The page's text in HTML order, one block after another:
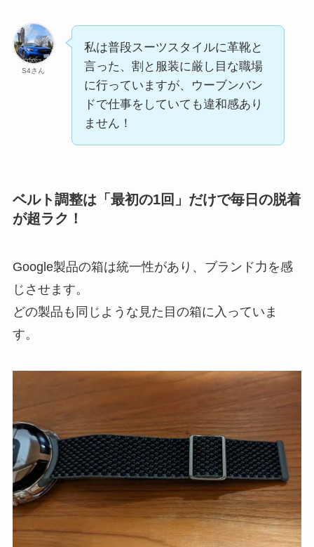
S4さん
私は普段スーツスタイルに革靴と
言った、割と服装に厳し目な職場
に行っていますが、ウーブンバン
ドで仕事をしていても違和感あり
ません！
ベルト調整は「最初の1回」だけで毎日の脱着
が超ラク！
Google製品の箱は統一性があり、ブランド力を感
じさせます。
どの製品も同じような見た目の箱に入っていま
す。